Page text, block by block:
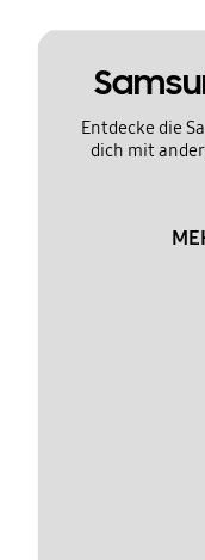
Entdecke die
dich mit